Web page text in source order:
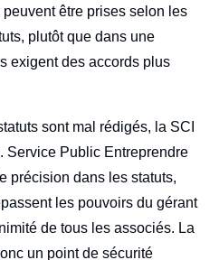
peuvent être prises selon les
plutôt que dans une
exigent des accords plus
sont mal rédigés, la SCI
Service Public Entreprendre
précision dans les statuts,
les pouvoirs du gérant
de tous les associés. La
un point de sécurité